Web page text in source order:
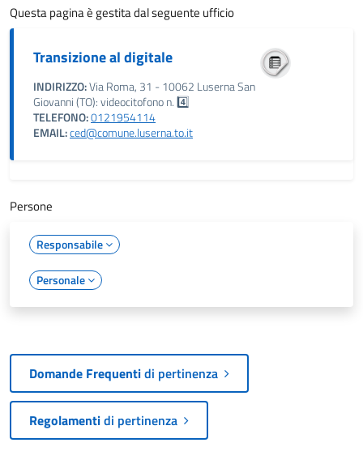
Questa pagina è gestita dal seguente ufficio
Transizione al digitale
INDIRIZZO:Via Roma, 31 - 10062 Luserna San
Giovanni (TO): videocitofono n. 4️⃣
TELEFONO:0121954114
EMAIL:ced@comune.luserna.to.it
Persone
Responsabile
Personale
Domande Frequentidi pertinenza
Regolamentidi pertinenza